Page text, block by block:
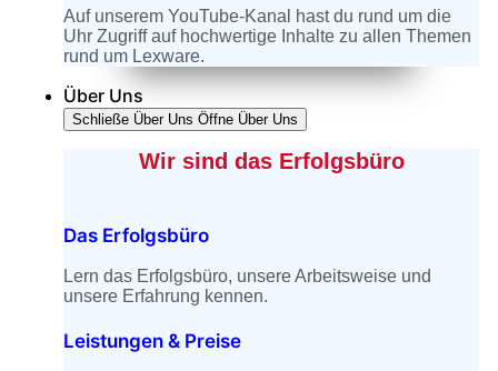
Auf unserem YouTube-Kanal hast du rund um die
Uhr Zugriff auf hochwertige Inhalte zu allen Themen
rund um Lexware.
Über Uns
Schließe Über Uns Öffne Über Uns
Wir sind das Erfolgsbüro
Das Erfolgsbüro
Lern das Erfolgsbüro, unsere Arbeitsweise und
unsere Erfahrung kennen.
Leistungen & Preise